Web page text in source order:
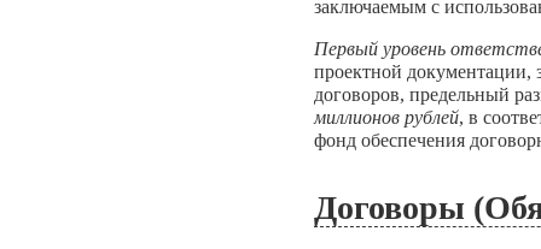
заключаемым с
Первый уровень
проектной документации,
договоров, предельный
миллионов рублей, в
фонд обеспечения
Договоры